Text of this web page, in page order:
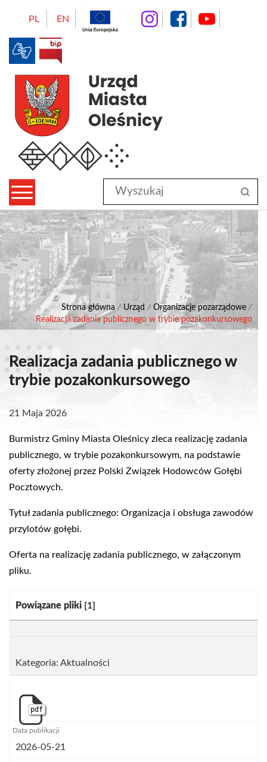
PL EN instagram
Wyszukaj
w
serwisie
Strona główna / Urząd / Organizacje pozarządowe /
Realizacja zadania publicznego w trybie pozakonkursowego
Realizacja zadania publicznego w
trybie pozakonkursowego
21 Maja 2026
Burmistrz Gminy Miasta Oleśnicy zleca realizację zadania
publicznego, w trybie pozakonkursowym, na podstawie
oferty złożonej przez Polski Związek Hodowców Gołębi
Pocztowych.
Tytuł zadania publicznego: Organizacja i obsługa zawodów
przylotów gołębi.
Oferta na realizację zadania publicznego, w załączonym
pliku.
Kategoria:
Powiązane pliki [1]
Kategoria: Aktualności
pdf
2026-05-21